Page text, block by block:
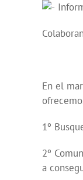
En el
1º
2º
a